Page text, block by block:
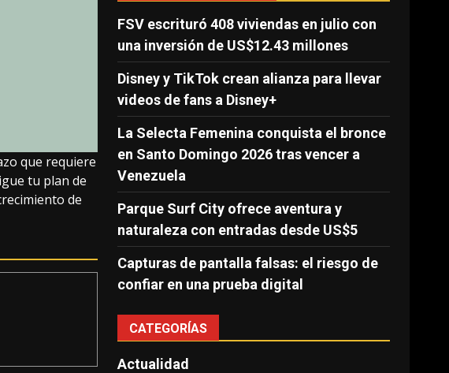
que requiere
tu plan de
de
FSV escrituró 408 viviendas en julio con
una inversión de US$12.43 millones
Disney y TikTok crean alianza para llevar
videos de fans a Disney+
La Selecta Femenina conquista el bronce
en Santo Domingo 2026 tras vencer a
Venezuela
Parque Surf City ofrece aventura y
naturaleza con entradas desde US$5
Capturas de pantalla falsas: el riesgo de
confiar en una prueba digital
CATEGORÍAS
Actualidad